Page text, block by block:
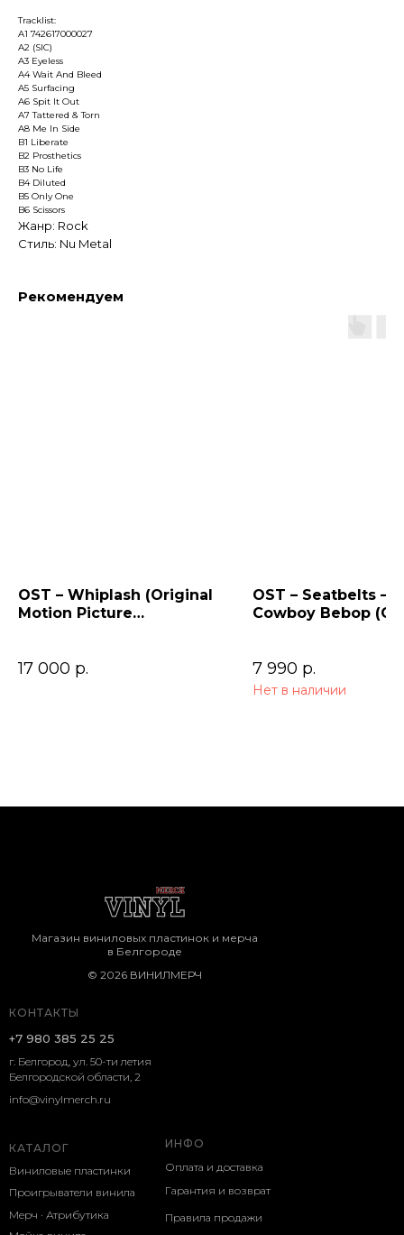
Tracklist:
A1 742617000027
A2 (SIC)
A3 Eyeless
A4 Wait And Bleed
A5 Surfacing
A6 Spit It Out
A7 Tattered & Torn
A8 Me In Side
B1 Liberate
B2 Prosthetics
B3 No Life
B4 Diluted
B5 Only One
B6 Scissors
Жанр: Rock
Стиль: Nu Metal
Рекомендуем
OST – Whiplash (Original
Motion Picture
17 000 р.
OST – Seatbelts –
Cowboy Bebop
7 990 р.
Нет в наличии
КОНТАКТЫ
г. Белгород, ул. 50-ти летия
Белгородской области, 2
КАТАЛОГ
Виниловые пластинки
ИНФО
Оплата и доставка
+7 980 385 25 25
Магазин виниловых пластинок и мерча
в Белгороде
Проигрыватели винила
Мерч · Атрибутика
Гарантия и возврат
Правила продажи
© 2026 ВИНИЛМЕРЧ
info@vinylmerch.ru